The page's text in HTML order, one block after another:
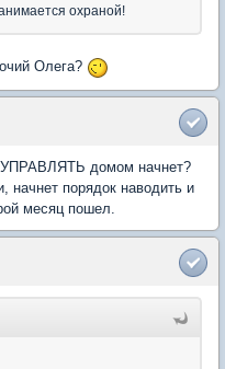
охраной!
Олега?
УПРАВЛЯТЬ домом начнет?
начнет порядок наводить и
месяц пошел.